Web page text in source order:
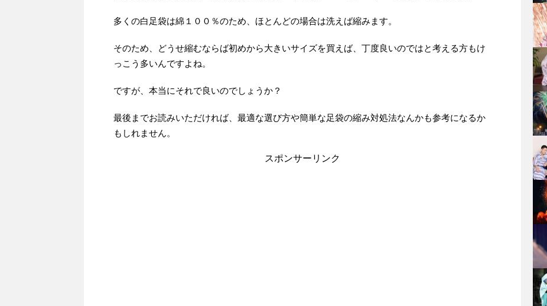
多くの白足袋は綿１００％のため、ほとんどの場合は洗えば縮みます。
そのため、どうせ縮むならば初めから大きいサイズを買えば、丁度良いのではと考える方もけ
っこう多いんですよね。
ですが、本当にそれで良いのでしょうか？
最後までお読みいただければ、最適な選び方や簡単な足袋の縮み対処法なんかも参考になるか
もしれません。
スポンサーリンク